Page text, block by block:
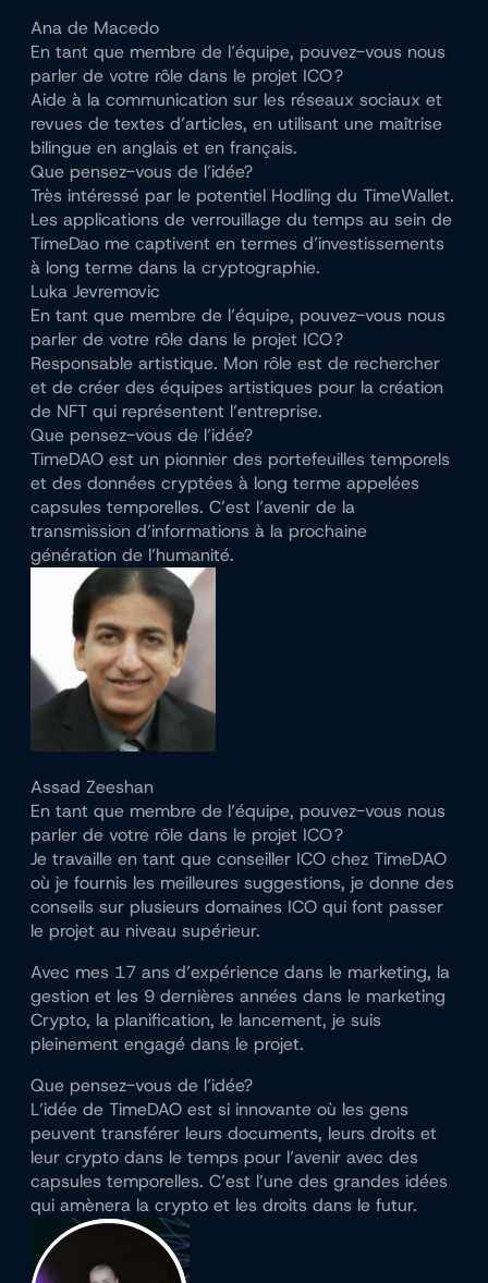
Ana de Macedo
En tant que membre de l’équipe, pouvez-vous nous
parler de votre rôle dans le projet ICO ?
Aide à la communication sur les réseaux sociaux et
revues de textes d’articles, en utilisant une maîtrise
bilingue en anglais et en français.
Que pensez-vous de l’idée?
Très intéressé par le potentiel Hodling du TimeWallet.
Les applications de verrouillage du temps au sein de
TimeDao me captivent en termes d’investissements
à long terme dans la cryptographie.
Luka Jevremovic
En tant que membre de l’équipe, pouvez-vous nous
parler de votre rôle dans le projet ICO ?
Responsable artistique. Mon rôle est de rechercher
et de créer des équipes artistiques pour la création
de NFT qui représentent l’entreprise.
Que pensez-vous de l’idée?
TimeDAO est un pionnier des portefeuilles temporels
et des données cryptées à long terme appelées
capsules temporelles. C’est l’avenir de la
transmission d’informations à la prochaine
génération de l’humanité.
Assad Zeeshan
En tant que membre de l’équipe, pouvez-vous nous
parler de votre rôle dans le projet ICO ?
Je travaille en tant que conseiller ICO chez TimeDAO
où je fournis les meilleures suggestions, je donne des
conseils sur plusieurs domaines ICO qui font passer
le projet au niveau supérieur.
Avec mes 17 ans d’expérience dans le marketing, la
gestion et les 9 dernières années dans le marketing
Crypto, la planification, le lancement, je suis
pleinement engagé dans le projet.
Que pensez-vous de l’idée?
L’idée de TimeDAO est si innovante où les gens
peuvent transférer leurs documents, leurs droits et
leur crypto dans le temps pour l’avenir avec des
capsules temporelles. C’est l’une des grandes idées
qui amènera la crypto et les droits dans le futur.